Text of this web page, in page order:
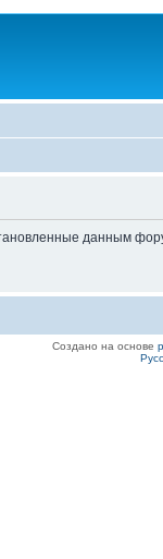
данным
Создано на основе